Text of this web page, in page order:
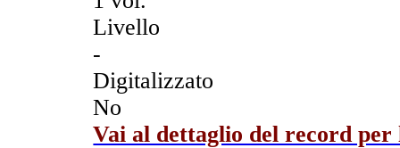
Livello
-
Digitalizzato
No
Vai al dettaglio del record per